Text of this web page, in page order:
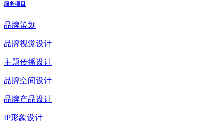
服务项目
品牌策划
品牌视觉设计
主题传播设计
品牌空间设计
品牌产品设计
IP形象设计